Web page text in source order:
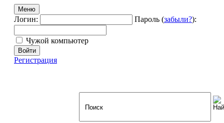
Меню
Логин: Пароль (забыли?):
Чужой компьютер
Войти
Регистрация